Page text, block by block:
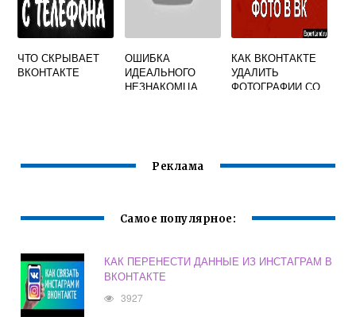
ЧТО СКРЫВАЕТ
ВКОНТАКТЕ
ОШИБКА
ИДЕАЛЬНОГО
НЕЗНАКОМЦА
КАК ВКОНТАКТЕ
УДАЛИТЬ
ФОТОГРАФИИ СО
Реклама
Самое популярное:
КАК ПЕРЕНЕСТИ ДАННЫЕ ИЗ ИНСТАГРАМ В
ВКОНТАКТЕ
3927